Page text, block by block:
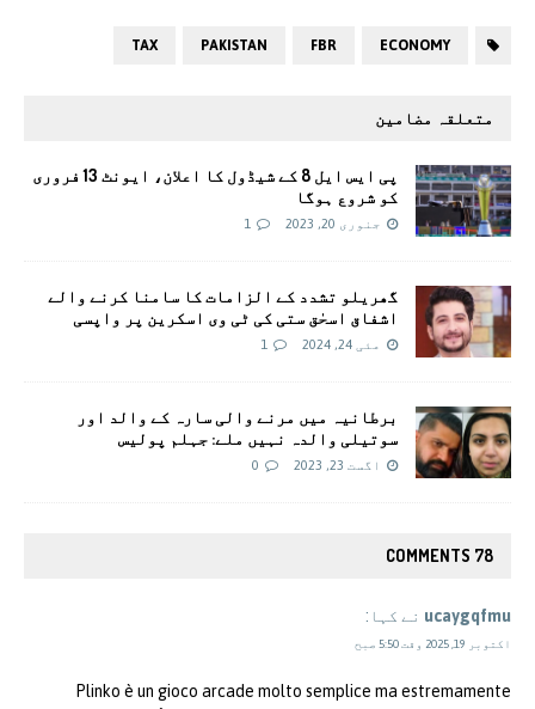
ECONOMY
FBR
PAKISTAN
TAX
متعلقہ مضامین
پی ایس ایل 8 کے شیڈول کا اعلان، ایونٹ 13 فروری
کو شروع ہوگا
جنوری 20, 2023 1
گھریلو تشدد کے الزامات کا سامنا کرنے والے
اشفاق اسحٰق ستی کی ٹی وی اسکرین پر واپسی
مئی 24, 2024 1
برطانیہ میں مرنے والی سارہ کے والد اور
سوتیلی والدہ نہیں ملے: جہلم پولیس
اگست 23, 2023 0
78 COMMENTS
ucaygqfmu نے کہا:
اکتوبر 19, 2025 وقت 5:50 صبح
Plinko è un gioco arcade molto semplice ma estremamente